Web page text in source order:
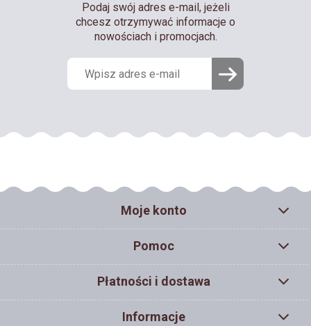
Podaj swój adres e-mail, jeżeli
chcesz otrzymywać informacje o
nowościach i promocjach.
Moje konto
Pomoc
Płatności i dostawa
Informacje